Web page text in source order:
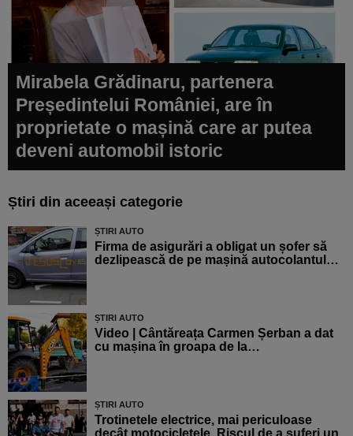
Mirabela Grădinaru, partenera
Președintelui României, are în
proprietate o mașină care ar putea
deveni automobil istoric
Știri din aceeași categorie
ȘTIRI AUTO
Firma de asigurări a obligat un șofer să
dezlipească de pe mașină autocolantul…
ȘTIRI AUTO
Video | Cântăreața Carmen Șerban a dat
cu mașina în groapa de la…
ȘTIRI AUTO
Trotinetele electrice, mai periculoase
decât motocicletele. Riscul de a suferi un